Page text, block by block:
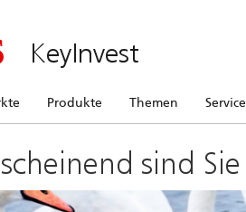
KeyInvest
Produkte Themen Service
sind